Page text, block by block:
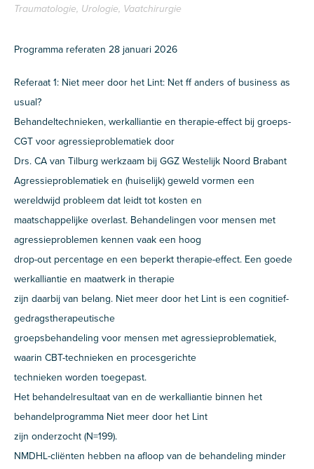
Traumatologie, Urologie, Vaatchirurgie
Programma referaten 28 januari 2026
Referaat 1: Niet meer door het Lint: Net ff anders of business as
usual?
Behandeltechnieken, werkalliantie en therapie-effect bij groeps-
CGT voor agressieproblematiek door
Drs. CA van Tilburg werkzaam bij GGZ Westelijk Noord Brabant
Agressieproblematiek en (huiselijk) geweld vormen een
wereldwijd probleem dat leidt tot kosten en
maatschappelijke overlast. Behandelingen voor mensen met
agressieproblemen kennen vaak een hoog
drop-out percentage en een beperkt therapie-effect. Een goede
werkalliantie en maatwerk in therapie
zijn daarbij van belang. Niet meer door het Lint is een cognitief-
gedragstherapeutische
groepsbehandeling voor mensen met agressieproblematiek,
waarin CBT-technieken en procesgerichte
technieken worden toegepast.
Het behandelresultaat van en de werkalliantie binnen het
behandelprogramma Niet meer door het Lint
zijn onderzocht (N=199).
NMDHL-cliënten hebben na afloop van de behandeling minder